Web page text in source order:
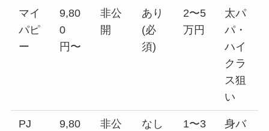
マイ
パピ
ー
9,80
0
円〜
非公
開
あり
(必
須)
2〜5
万円
太パ
パ・
ハイ
クラ
ス狙
い
PJ
9,80
非公
なし
1〜3
身バ